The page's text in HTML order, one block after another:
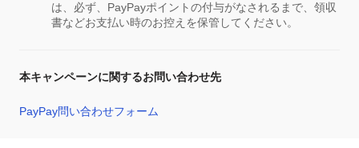
は、必ず、PayPayポイントの付与がなされるまで、領収
書などお支払い時のお控えを保管してください。
本キャンペーンに関するお問い合わせ先
PayPay問い合わせフォーム